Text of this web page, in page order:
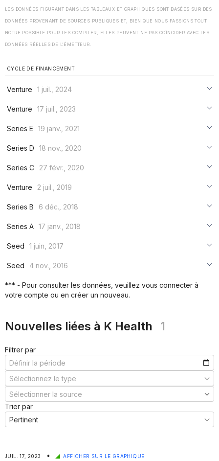
LES DONNÉES FIGURANT DANS LES TABLEAUX ET GRAPHIQUES SONT BASÉES SUR DES
DONNÉES PROVENANT DE SOURCES PUBLIQUES ET, BIEN QUE NOUS FASSIONS TOUT
NOTRE POSSIBLE POUR LES COMPILER, ELLES PEUVENT NE PAS COÏNCIDER AVEC LES
DONNÉES RÉELLES DE L'ÉMETTEUR.
CYCLE DE FINANCEMENT
Venture
1 juil., 2024
***
Venture
17 juil., 2023
***
Series E
19 janv., 2021
***
Series D
18 nov., 2020
***
Series C
27 févr., 2020
***
Venture
2 juil., 2019
***
Series B
6 déc., 2018
***
Series A 17 janv., 2018
***
Seed
1 juin, 2017
***
Seed
4 nov., 2016
*** - Pour consulter les données, veuillez vous connecter à
votre compte ou en créer un nouveau.
Nouvelles liées à K Health 1
Filtrer par
Trier par
JUIL. 17, 2023 • AFFICHER SUR LE GRAPHIQUE